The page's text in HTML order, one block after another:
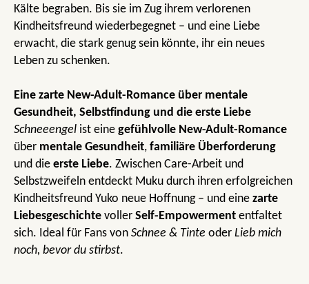
Kälte begraben. Bis sie im Zug ihrem verlorenen
Kindheitsfreund wiederbegegnet – und eine Liebe
erwacht, die stark genug sein könnte, ihr ein neues
Leben zu schenken.
Eine zarte New-Adult-Romance über mentale
Gesundheit, Selbstfindung und die erste Liebe
Schneeengel ist eine gefühlvolle New-Adult-Romance
über mentale Gesundheit, familiäre Überforderung
und die erste Liebe. Zwischen Care-Arbeit und
Selbstzweifeln entdeckt Muku durch ihren erfolgreichen
Kindheitsfreund Yuko neue Hoffnung – und eine zarte
Liebesgeschichte voller Self-Empowerment entfaltet
sich. Ideal für Fans von Schnee & Tinte oder Lieb mich
noch, bevor du stirbst.